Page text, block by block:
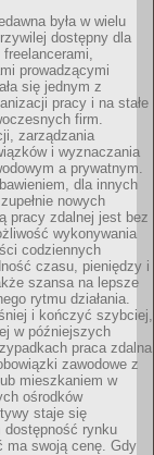
była w wielu
dostępny dla
prowadzącymi
się jednym z
pracy i na stałe
firm.
zarządzania
i wyznaczania
a prywatnym.
dla innych
nowych
pracy zdalnej jest bez
wykonywania
codziennych
czasu, pieniędzy i
szansa na lepsze
rytmu działania.
i kończyć szybciej,
w późniejszych
praca zdalna
zawodowe z
mieszkaniem w
ośrodków
staje się
dostępność rynku
ma swoją cenę. Gdy